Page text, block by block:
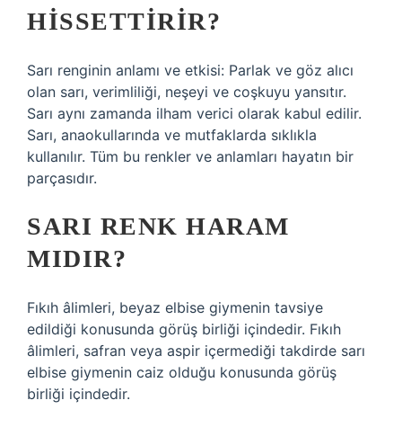
HISSETTIRIR?
Sarı renginin anlamı ve etkisi: Parlak ve göz alıcı
olan sarı, verimliliği, neşeyi ve coşkuyu yansıtır.
Sarı aynı zamanda ilham verici olarak kabul edilir.
Sarı, anaokullarında ve mutfaklarda sıklıkla
kullanılır. Tüm bu renkler ve anlamları hayatın bir
parçasıdır.
SARI RENK HARAM
MIDIR?
Fıkıh âlimleri, beyaz elbise giymenin tavsiye
edildiği konusunda görüş birliği içindedir. Fıkıh
âlimleri, safran veya aspir içermediği takdirde sarı
elbise giymenin caiz olduğu konusunda görüş
birliği içindedir.